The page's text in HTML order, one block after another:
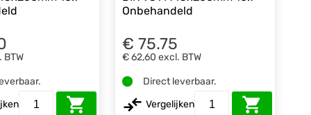
BTW
Onbehandeld
€ 75.75
€ 62,60 excl. BTW
Direct leverbaar.
Vergelijken